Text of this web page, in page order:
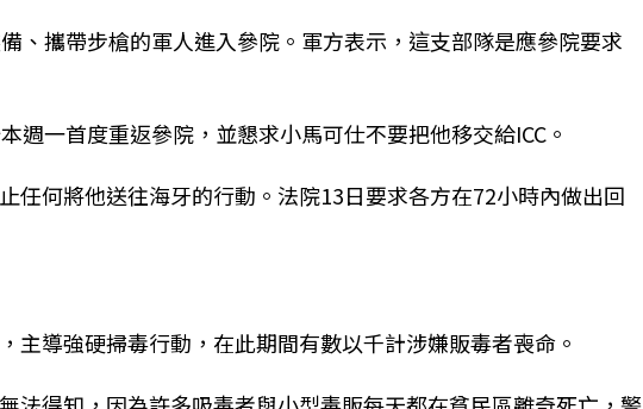
、攜帶步槍的軍人進入參院。軍方表示，這支部隊是應參院要求
週一首度重返參院，並懇求小馬可仕不要把他移交給ICC。
任何將他送往海牙的行動。法院13日要求各方在72小時內做出回
主導強硬掃毒行動，在此期間有數以千計涉嫌販毒者喪命。